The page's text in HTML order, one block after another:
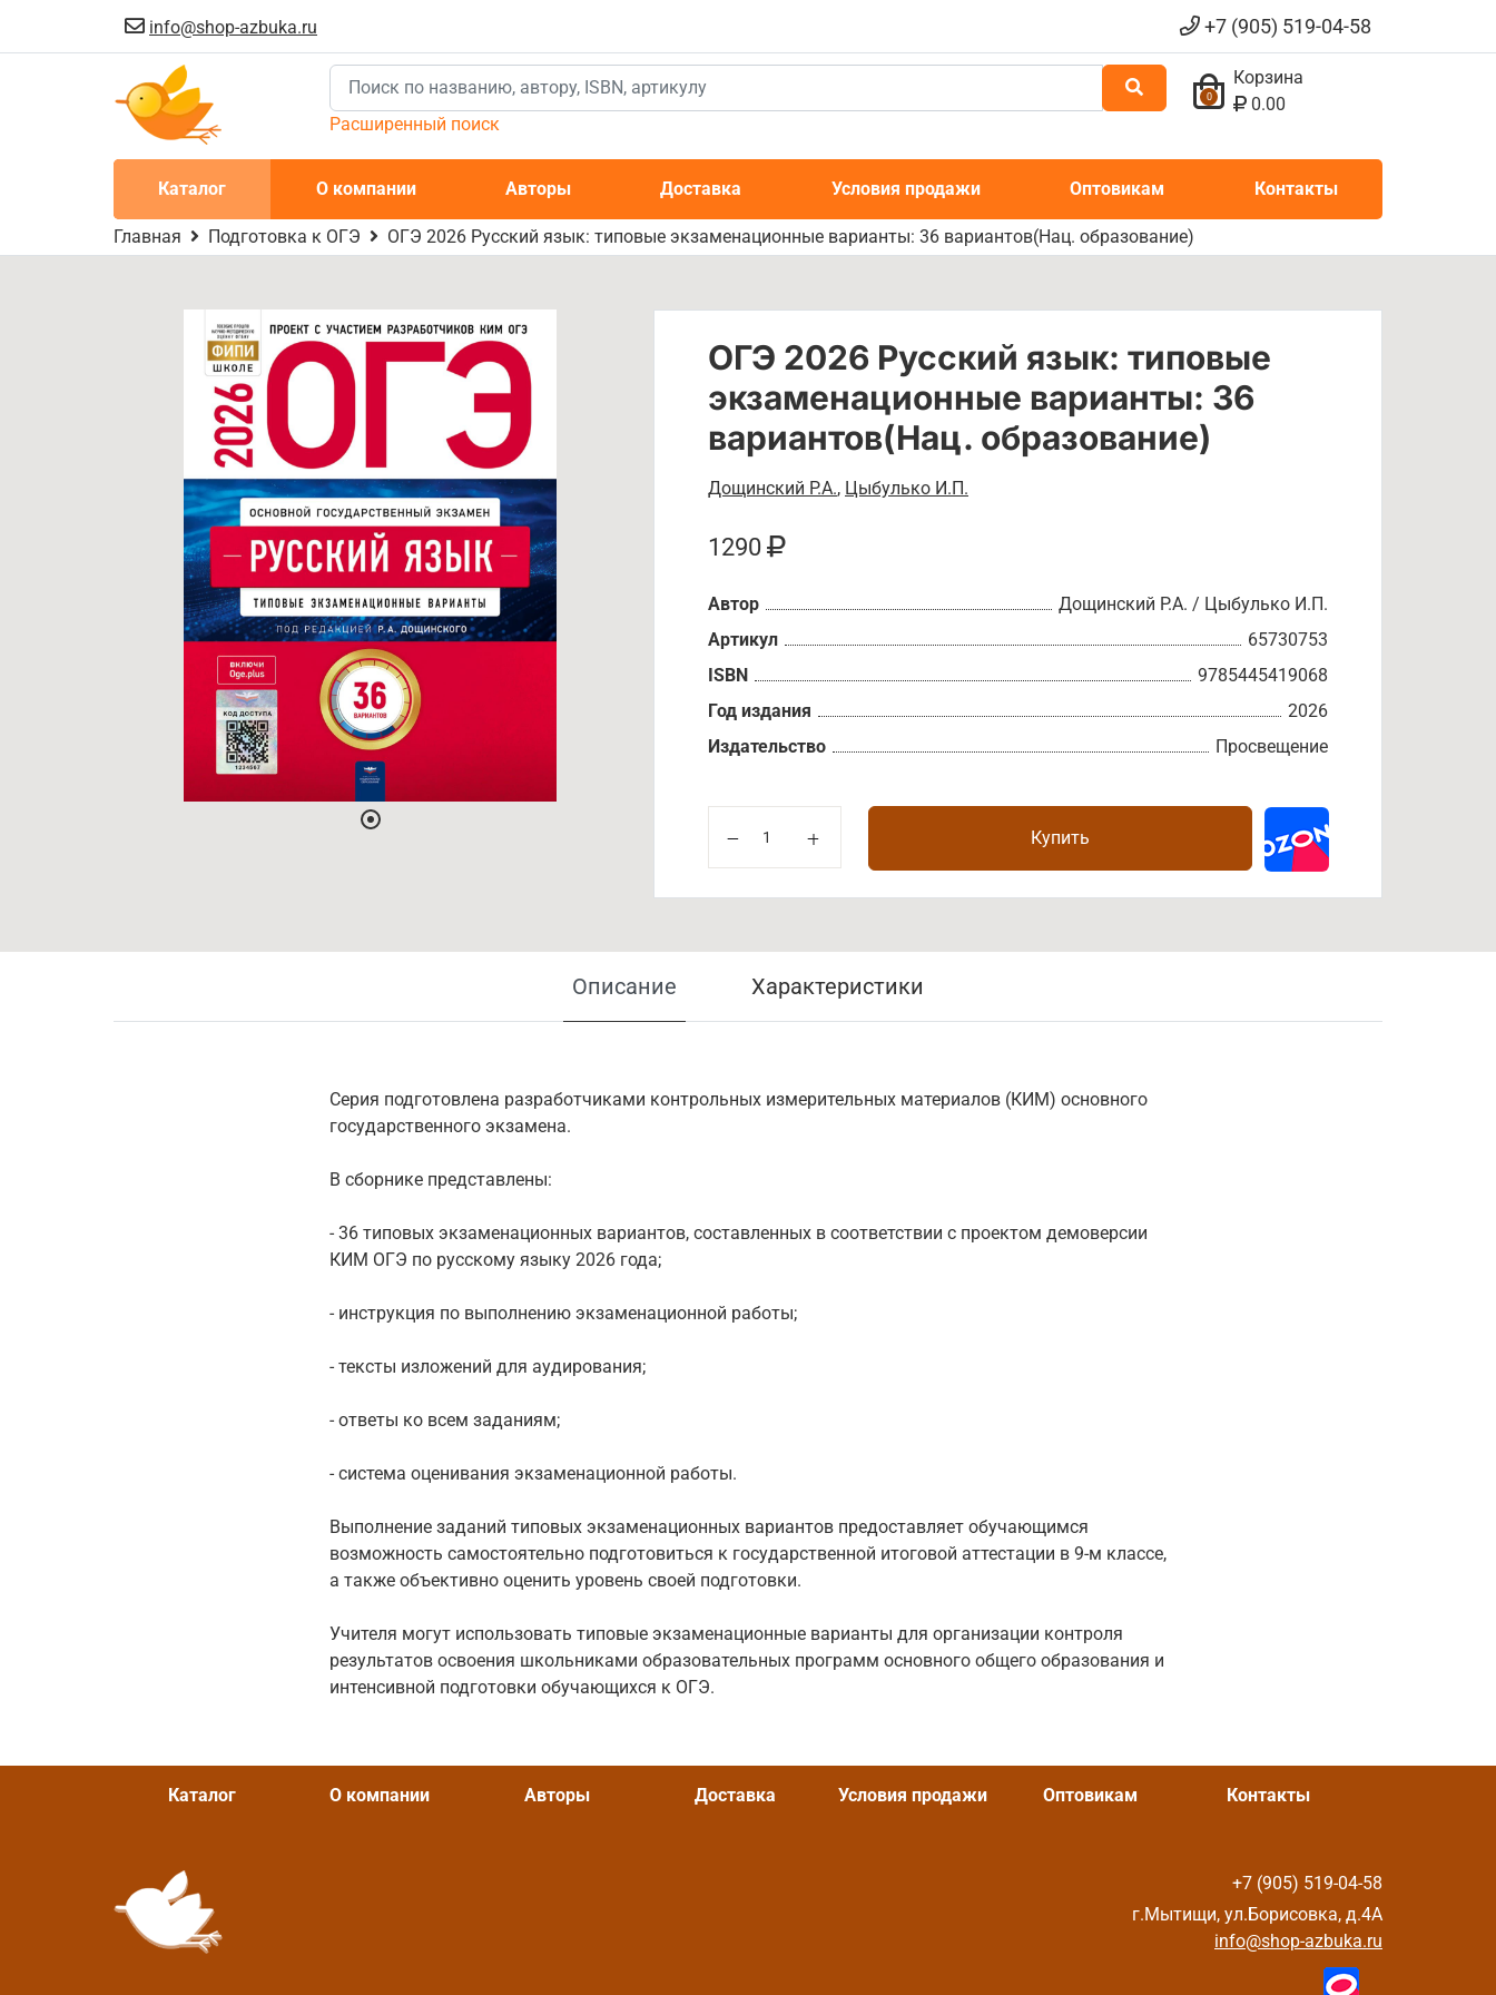
info@shop-azbuka.ru +7 (905) 519-04-58
Расширенный поиск
0
Корзина
0.00
Каталог О компании Авторы Доставка Условия продажи Оптовикам Контакты
Главная Подготовка к ОГЭ ОГЭ 2026 Русский язык: типовые экзаменационные варианты: 36 вариантов(Нац. образование)
ОГЭ 2026 Русский язык: типовые
экзаменационные варианты: 36
вариантов(Нац. образование)
Дощинский Р.А., Цыбулько И.П.
1290
Автор
Дощинский Р.А. / Цыбулько И.П.
Артикул
65730753
ISBN
9785445419068
Год издания
2026
Издательство
Просвещение
Купить
Описание Характеристики
Серия подготовлена разработчиками контрольных измерительных материалов (КИМ) основного
государственного экзамена.
В сборнике представлены:
- 36 типовых экзаменационных вариантов, составленных в соответствии с проектом демоверсии
КИМ ОГЭ по русскому языку 2026 года;
- инструкция по выполнению экзаменационной работы;
- тексты изложений для аудирования;
- ответы ко всем заданиям;
- система оценивания экзаменационной работы.
Выполнение заданий типовых экзаменационных вариантов предоставляет обучающимся
возможность самостоятельно подготовиться к государственной итоговой аттестации в 9-м классе,
а также объективно оценить уровень своей подготовки.
Учителя могут использовать типовые экзаменационные варианты для организации контроля
результатов освоения школьниками образовательных программ основного общего образования и
интенсивной подготовки обучающихся к ОГЭ.
Каталог О компании Авторы Доставка Условия продажи Оптовикам Контакты
+7 (905) 519-04-58
г.Мытищи, ул.Борисовка, д.4А
info@shop-azbuka.ru